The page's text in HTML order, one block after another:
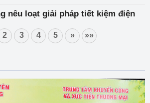
nêu loạt giải pháp tiết kiệm điện
2 3 4 5 » »»